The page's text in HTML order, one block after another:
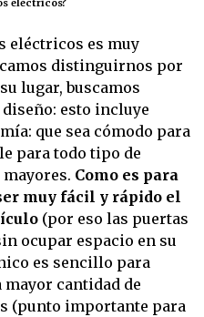
eléctricos es muy
distinguirnos por
lugar, buscamos
esto incluye
que sea cómodo para
para todo tipo de
Como es para
muy fácil y rápido el
(por eso las puertas
ocupar espacio en su
es sencillo para
cantidad de
(punto importante para